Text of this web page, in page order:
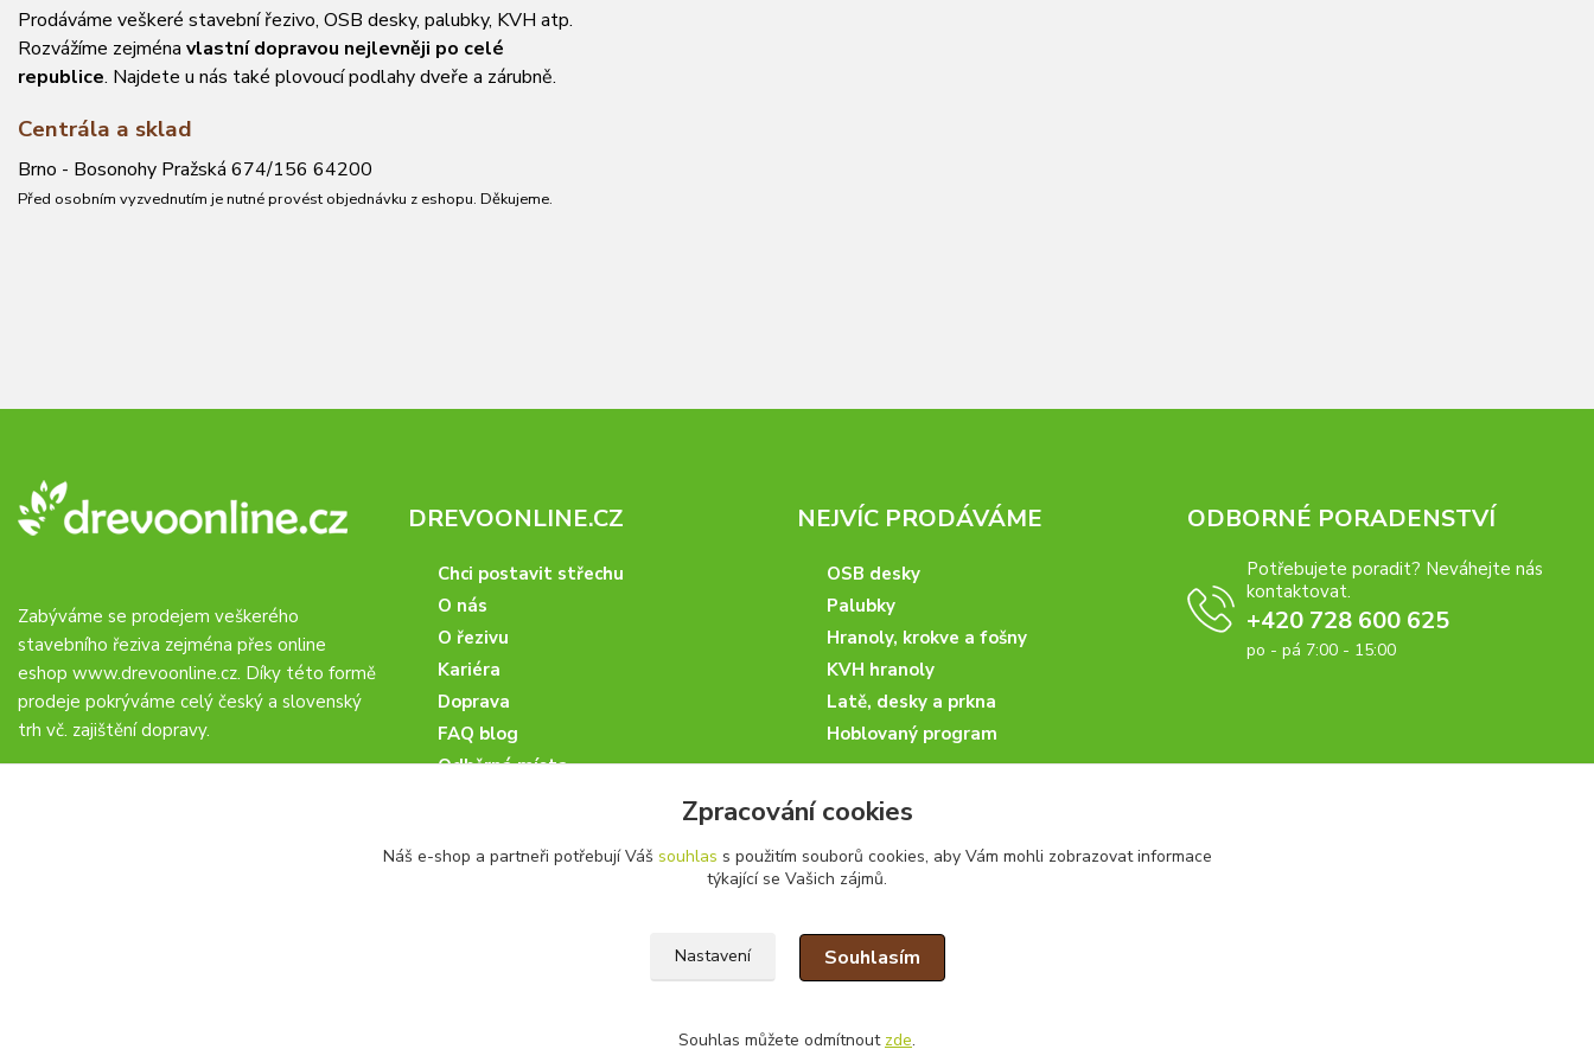
Prodáváme veškeré stavební řezivo, OSB desky, palubky, KVH atp.
Rozvážíme zejména vlastní dopravou nejlevněji po celé
republice. Najdete u nás také plovoucí podlahy dveře a zárubně.
Centrála a sklad
Brno - Bosonohy Pražská 674/156 64200
Před osobním vyzvednutím je nutné provést objednávku z eshopu. Děkujeme.
Zabýváme se prodejem veškerého
stavebního řeziva zejména přes online
eshop www.drevoonline.cz. Díky této formě
prodeje pokrýváme celý český a slovenský
trh vč. zajištění dopravy.
DREVOONLINE.CZ
Chci postavit střechu
O nás
O řezivu
Kariéra
Doprava
FAQ blog
Odběrná místa
Obchodní partneři
NEJVÍC PRODÁVÁME
OSB desky
Palubky
Hranoly, krokve a fošny
KVH hranoly
Latě, desky a prkna
Hoblovaný program
ODBORNÉ PORADENSTVÍ
Potřebujete poradit? Neváhejte nás
kontaktovat.
+420 728 600 625
po - pá 7:00 - 15:00
Zpracování cookies
Náš e-shop a partneři potřebují Váš souhlas s použitím souborů cookies, aby Vám mohli zobrazovat informace
týkající se Vašich zájmů.
Nastavení Souhlasím
Souhlas můžete odmítnout zde.